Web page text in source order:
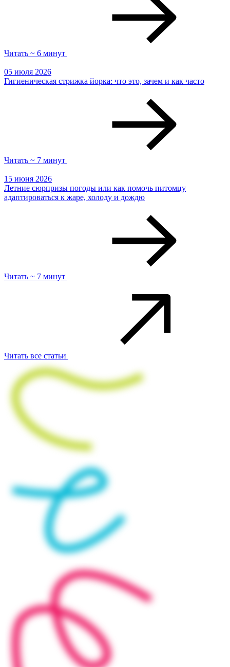
Читать ~ 6 минут
05 июля 2026
Гигиеническая стрижка йорка: что это, зачем и как часто
Читать ~ 7 минут
15 июня 2026
Летние сюрпризы погоды или как помочь питомцу
адаптироваться к жаре, холоду и дождю
Читать ~ 7 минут
Читать все статьи